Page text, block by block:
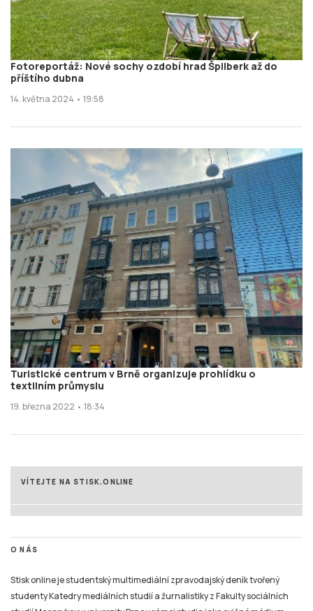
Fotoreportáž: Nové sochy ozdobí hrad Špilberk až do
příštího dubna
14. května 2024 • 19:58
Turistické centrum v Brně organizuje prohlídku o
textilním průmyslu
19. března 2022 • 18:34
VÍTEJTE NA STISK.ONLINE
O NÁS
Stisk online je studentský multimediální zpravodajský deník tvořený
studenty Katedry mediálních studií a žurnalistiky z Fakulty sociálních